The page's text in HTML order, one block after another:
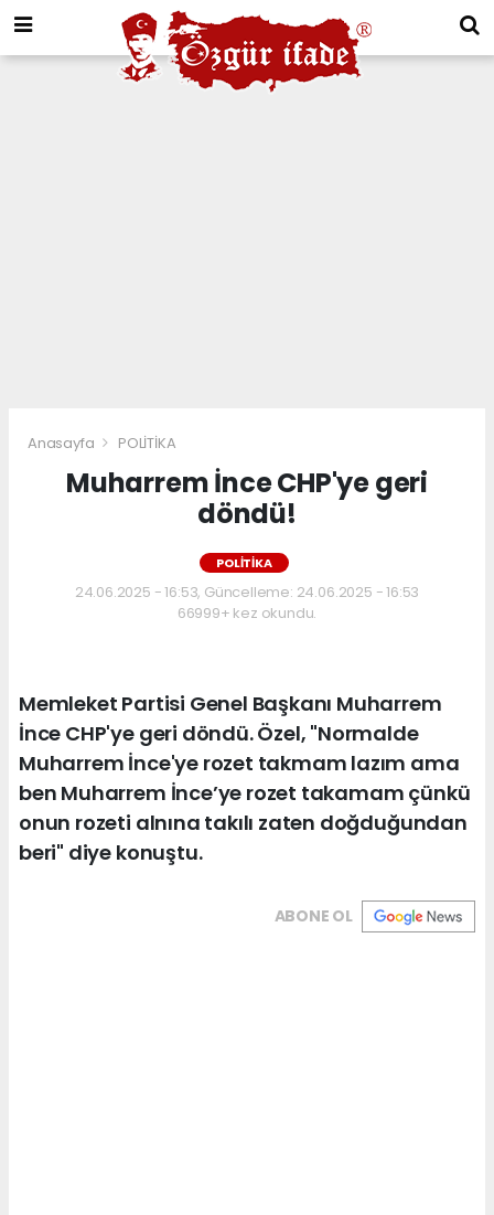
Anasayfa POLİTİKA
Muharrem İnce CHP'ye geri
döndü!
POLİTİKA
24.06.2025 - 16:53, Güncelleme: 24.06.2025 - 16:53
66999+ kez okundu.
Memleket Partisi Genel Başkanı Muharrem
İnce CHP'ye geri döndü. Özel, "Normalde
Muharrem İnce'ye rozet takmam lazım ama
ben Muharrem İnce’ye rozet takamam çünkü
onun rozeti alnına takılı zaten doğduğundan
beri" diye konuştu.
ABONE OL